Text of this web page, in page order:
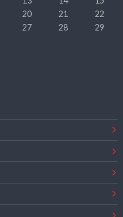
20 21
22
27 28
29